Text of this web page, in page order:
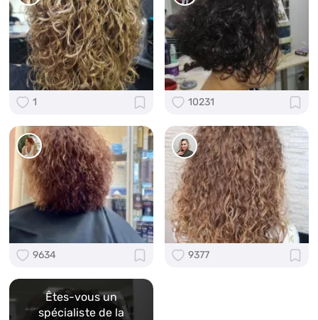
1 10231
9634 9377
Êtes-vous un
spécialiste de la